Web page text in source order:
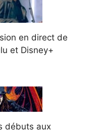
en direct de
et Disney+
débuts aux